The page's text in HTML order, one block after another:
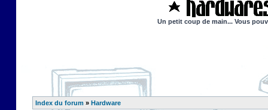
Un petit coup de main... Vous
Index du forum » Hardware